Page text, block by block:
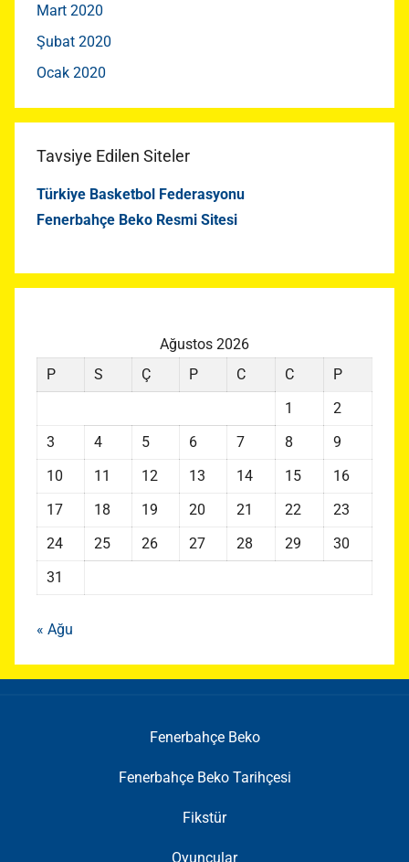
Mart 2020
Şubat 2020
Ocak 2020
Tavsiye Edilen Siteler
Türkiye Basketbol Federasyonu
Fenerbahçe Beko Resmi Sitesi
Ağustos 2026
P
S Ç P C C
P
1
2
3
4 5 6 7 8
9
10
11 12 13 14 15
16
17
18 19 20 21 22
23
24
25 26 27 28 29
30
31
« Ağu
Fenerbahçe Beko
Fenerbahçe Beko Tarihçesi
Fikstür
Oyuncular